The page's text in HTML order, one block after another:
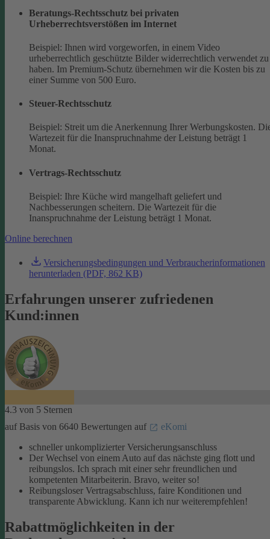
Beratungs-Rechtsschutz bei privaten
Urheberrechtsverstößen im Internet
Beispiel: Ihnen wird vorgeworfen, in einem Video
urheberrechtlich geschützte Bilder widerrechtlich verwendet zu
haben. Im Premium-Schutz übernehmen wir die Kosten bis zu
einer Summe von 500 Euro.
Steuer-Rechtsschutz
Beispiel: Streit um die Anerkennung Ihrer Werbungskosten.
Wartezeit für die Inanspruchnahme der Leistung beträgt 1
Monat.
Vertrags-Rechtsschutz
Beispiel: Ihre Küche wird mangelhaft geliefert und
Nachbesserungen scheitern. Die Wartezeit für die
Inanspruchnahme der Leistung beträgt 1 Monat.
Online berechnen
Versicherungsbedingungen und Verbraucherinformationen
herunterladen (PDF, 862 KB)
Erfahrungen unserer zufriedenen
Kund:innen
4.3 von 5 Sternen
auf Basis von 6640 Bewertungen auf
eKomi
schneller unkomplizierter Versicherungsanschluss
Der Wechsel von einem Auto auf das nächste ging flott und
reibungslos. Ich sprach mit einer sehr freundlichen und
kompetenten Mitarbeiterin. Bravo, weiter so!
Reibungsloser Vertragsabschluss, faire Konditionen und
transparente Abwicklung. Kann ich nur weiterempfehlen!
Rabattmöglichkeiten in der